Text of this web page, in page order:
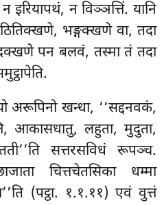
इरियापथं, न विञ्ञत्तिं. यानि
भङ्गक्खणे वा, तदा
पन बलवं, तस्मा तं तदा
अरूपिनो खन्धा, ‘‘सद्दनवकं,
आकासधातु, लहुता, मुदुता,
सत्तरसविधं रूपञ्च.
चित्तचेतसिका धम्मा
(पट्ठा. १.१.११) एवं वुत्तं